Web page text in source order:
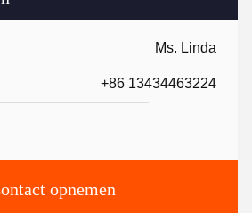
Ms. Linda
+86 13434463224
opnemen